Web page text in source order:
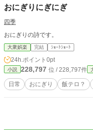
おにぎりにぎにぎ
四季
おにぎりの詩です。
大衆娯楽 完結 ｼｮｰﾄｼｮｰﾄ
24h.ポイント 0pt
小説 228,797 位 / 228,797件
日常 おにぎり 飯テロ？